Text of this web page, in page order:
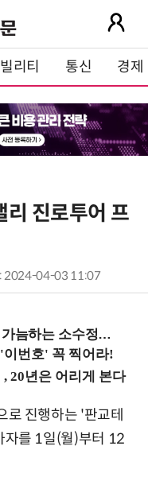
리티 통신 경제
진로투어 프
: 2024-04-03 11:07
습 워크숍 (8/28 신논현역)
로 진행하는 '판교테
자를 1일(월)부터 12